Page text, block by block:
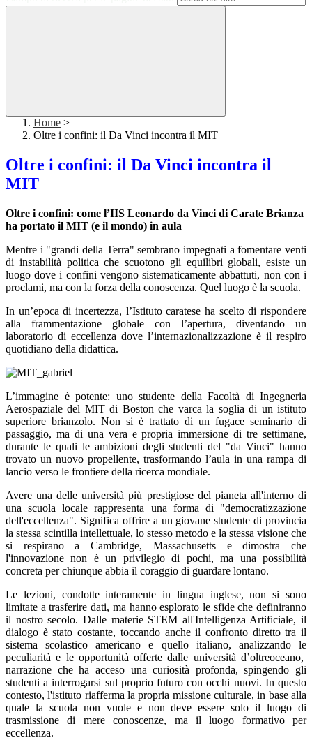
Home >
Oltre i confini: il Da Vinci incontra il MIT
Oltre i confini: il Da Vinci incontra il
MIT
Oltre i confini: come l’IIS Leonardo da Vinci di Carate Brianza
ha portato il MIT (e il mondo) in aula
Mentre i "grandi della Terra" sembrano impegnati a fomentare venti
di instabilità politica che scuotono gli equilibri globali, esiste un
luogo dove i confini vengono sistematicamente abbattuti, non con i
proclami, ma con la forza della conoscenza. Quel luogo è la scuola.
In un’epoca di incertezza, l’Istituto caratese ha scelto di rispondere
alla frammentazione globale con l’apertura, diventando un
laboratorio di eccellenza dove l’internazionalizzazione è il respiro
quotidiano della didattica.
L’immagine è potente: uno studente della Facoltà di Ingegneria
Aerospaziale del MIT di Boston che varca la soglia di un istituto
superiore brianzolo. Non si è trattato di un fugace seminario di
passaggio, ma di una vera e propria immersione di tre settimane,
durante le quali le ambizioni degli studenti del "da Vinci" hanno
trovato un nuovo propellente, trasformando l’aula in una rampa di
lancio verso le frontiere della ricerca mondiale.
Avere una delle università più prestigiose del pianeta all'interno di
una scuola locale rappresenta una forma di "democratizzazione
dell'eccellenza". Significa offrire a un giovane studente di provincia
la stessa scintilla intellettuale, lo stesso metodo e la stessa visione che
si respirano a Cambridge, Massachusetts e dimostra che
l'innovazione non è un privilegio di pochi, ma una possibilità
concreta per chiunque abbia il coraggio di guardare lontano.
Le lezioni, condotte interamente in lingua inglese, non si sono
limitate a trasferire dati, ma hanno esplorato le sfide che definiranno
il nostro secolo. Dalle materie STEM all'Intelligenza Artificiale, il
dialogo è stato costante, toccando anche il confronto diretto tra il
sistema scolastico americano e quello italiano, analizzando le
peculiarità e le opportunità offerte dalle università d’oltreoceano,
narrazione che ha acceso una curiosità profonda, spingendo gli
studenti a interrogarsi sul proprio futuro con occhi nuovi. In questo
contesto, l'istituto riafferma la propria missione culturale, in base alla
quale la scuola non vuole e non deve essere solo il luogo di
trasmissione di mere conoscenze, ma il luogo formativo per
eccellenza.